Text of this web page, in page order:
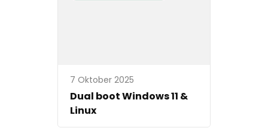
7 Oktober 2025
Dual boot Windows 11 &
Linux